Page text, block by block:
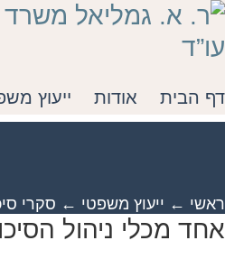
דלג
לתוכן
דף הבית אודות ייעוץ
ראשי ← ייעוץ משפטי ← סקרי
אחד מכלי ניהול